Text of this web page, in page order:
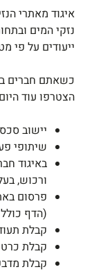
איגוד מאתרי
נזקי המים
ייעודים על פי
כשאתם חברים
הצטרפו עוד
יישוב
שיתופי
באיגוד
ורכוש,
פרסום
(הדף
קבלת
קבלת
קבלת מדבקות לרכב